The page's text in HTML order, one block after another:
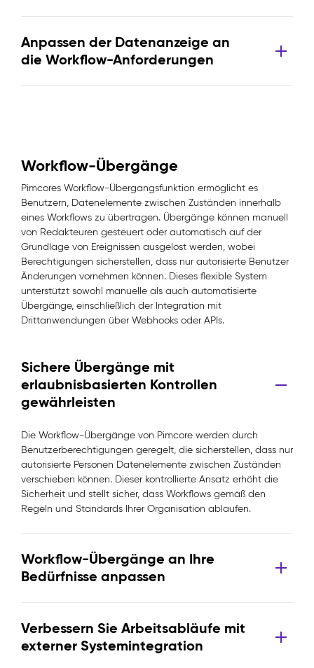
Anpassen der Datenanzeige an
die Workflow-Anforderungen
Workflow-Übergänge
Pimcores Workflow-Übergangsfunktion ermöglicht es
Benutzern, Datenelemente zwischen Zuständen innerhalb
eines Workflows zu übertragen. Übergänge können manuell
von Redakteuren gesteuert oder automatisch auf der
Grundlage von Ereignissen ausgelöst werden, wobei
Berechtigungen sicherstellen, dass nur autorisierte Benutzer
Änderungen vornehmen können. Dieses flexible System
unterstützt sowohl manuelle als auch automatisierte
Übergänge, einschließlich der Integration mit
Drittanwendungen über Webhooks oder APIs.
Sichere Übergänge mit
erlaubnisbasierten Kontrollen
gewährleisten
Die Workflow-Übergänge von Pimcore werden durch
Benutzerberechtigungen geregelt, die sicherstellen, dass nur
autorisierte Personen Datenelemente zwischen Zuständen
verschieben können. Dieser kontrollierte Ansatz erhöht die
Sicherheit und stellt sicher, dass Workflows gemäß den
Regeln und Standards Ihrer Organisation ablaufen.
Workflow-Übergänge an Ihre
Bedürfnisse anpassen
Verbessern Sie Arbeitsabläufe mit
externer Systemintegration